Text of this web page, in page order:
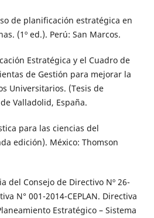
de planificación estratégica en
(1º ed.). Perú: San Marcos.
Estratégica y el Cuadro de
de Gestión para mejorar la
Universitarios. (Tesis de
Valladolid, España.
para las ciencias del
edición). México: Thomson
del Consejo de Directivo Nº 26-
N° 001-2014-CEPLAN. Directiva
Estratégico – Sistema